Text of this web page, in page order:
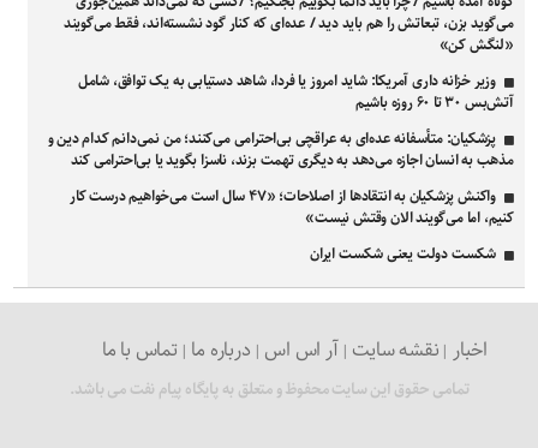
می‌گوید بزن، تبعاتش را هم باید دید / عده‌ای که کنار گود نشسته‌اند، فقط می‌گویند
«لنگش کن»
وزیر خزانه داری آمریکا: شاید امروز یا فردا، شاهد دستیابی به یک توافق، شامل
آتش‌بس ۳۰ تا ۶۰ روزه باشیم
پزشکیان: متأسفانه عده‌ای به عراقچی بی‌احترامی می‌کنند؛ من نمی‌دانم کدام دین و
مذهب به انسان اجازه می‌دهد به دیگری تهمت بزند، ناسزا بگوید یا بی‌احترامی کند
واکنش پزشکیان به انتقادها از اصلاحات؛ «۴۷ سال است می‌خواهیم درست کار
کنیم، اما می‌گویند الان وقتش نیست»
شکست دولت یعنی شکست ایران
اخبار نقشه سایت آر اس اس درباره ما تماس با ما
تمامی حقوق این سایت محفوظ و متعلق به پایگاه پیام نفت می باشد.